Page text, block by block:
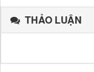
THẢO LUẬN